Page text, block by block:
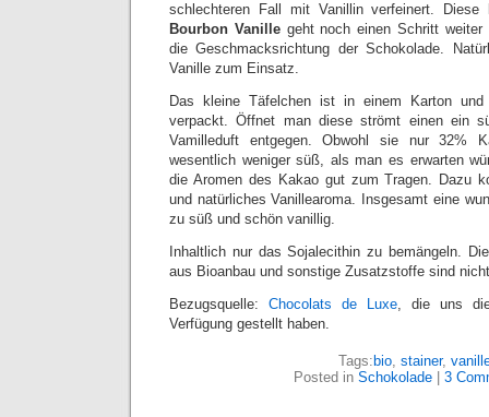
schlechteren Fall mit Vanillin verfeinert. Diese
Bourbon Vanillegeht noch einen Schritt weiter
die Geschmacksrichtung der Schokolade.
Vanille zum Einsatz.
Das kleine Täfelchen ist in einem Karton
verpackt. Öffnet man diese strömt einen ein
Vamilleduft entgegen. Obwohl sie nur 32%
wesentlich weniger süß, als man es erwarten
die Aromen des Kakao gut zum Tragen. Dazu
und natürliches Vanillearoma. Insgesamt eine
zu süß und schön vanillig.
Inhaltlich nur das Sojalecithin zu bemängeln.
aus Bioanbau und sonstige Zusatzstoffe sind
Bezugsquelle: Chocolats de Luxe, die uns
Verfügung gestellt haben.
Tags: bio, stainer,
Posted in Schokolade| 3